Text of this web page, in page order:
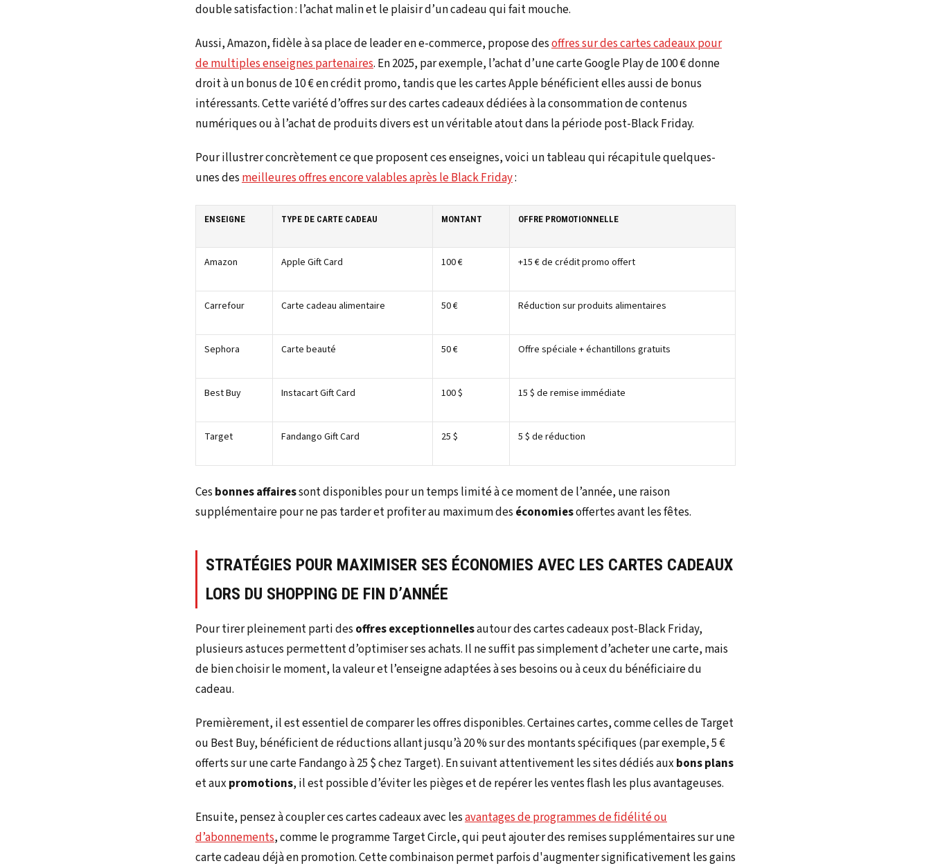
double satisfaction : l’achat malin et le plaisir d’un cadeau qui fait mouche.
Aussi, Amazon, fidèle à sa place de leader en e-commerce, propose desoffres sur des cartes cadeaux pour
de multiples enseignes partenaires. En 2025, par exemple, l’achat d’une carte Google Play de 100 € donne
droit à un bonus de 10 € en crédit promo, tandis que les cartes Apple bénéficient elles aussi de bonus
intéressants. Cette variété d’offres sur des cartes cadeaux dédiées à la consommation de contenus
numériques ou à l’achat de produits divers est un véritable atout dans la période post-Black Friday.
Pour illustrer concrètement ce que proposent ces enseignes, voici un tableau qui récapitule quelques-
unes des meilleures offres encore valables après le Black Friday:
ENSEIGNE TYPE DE CARTE CADEAU MONTANT OFFRE PROMOTIONNELLE
Amazon Apple Gift Card 100 € +15 € de crédit promo offert
Carrefour Carte cadeau alimentaire 50 € Réduction sur produits alimentaires
Sephora Carte beauté 50 € Offre spéciale + échantillons gratuits
Best Buy Instacart Gift Card 100 $ 15 $ de remise immédiate
Target Fandango Gift Card 25 $ 5 $ de réduction
Ces bonnes affairessont disponibles pour un temps limité à ce moment de l’année, une raison
supplémentaire pour ne pas tarder et profiter au maximum des économiesoffertes avant les fêtes.
STRATÉGIES POUR MAXIMISER SES ÉCONOMIES AVEC LES CARTES CADEAUX
LORS DU SHOPPING DE FIN D’ANNÉE
Pour tirer pleinement parti des offres exceptionnellesautour des cartes cadeaux post-Black Friday,
plusieurs astuces permettent d’optimiser ses achats. Il ne suffit pas simplement d’acheter une carte, mais
de bien choisir le moment, la valeur et l’enseigne adaptées à ses besoins ou à ceux du bénéficiaire du
cadeau.
Premièrement, il est essentiel de comparer les offres disponibles. Certaines cartes, comme celles de Target
ou Best Buy, bénéficient de réductions allant jusqu’à 20 % sur des montants spécifiques (par exemple, 5 €
offerts sur une carte Fandango à 25 $ chez Target). En suivant attentivement les sites dédiés aux bons plans
et aux promotions, il est possible d’éviter les pièges et de repérer les ventes flash les plus avantageuses.
Ensuite, pensez à coupler ces cartes cadeaux avec lesavantages de programmes de fidélité ou
d’abonnements, comme le programme Target Circle, qui peut ajouter des remises supplémentaires sur une
carte cadeau déjà en promotion. Cette combinaison permet parfois d'augmenter significativement les gains